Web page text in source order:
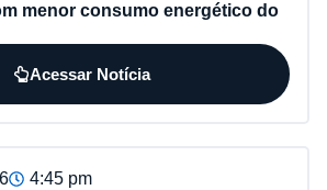
menor consumo energético do
Acessar Notícia
4:45 pm